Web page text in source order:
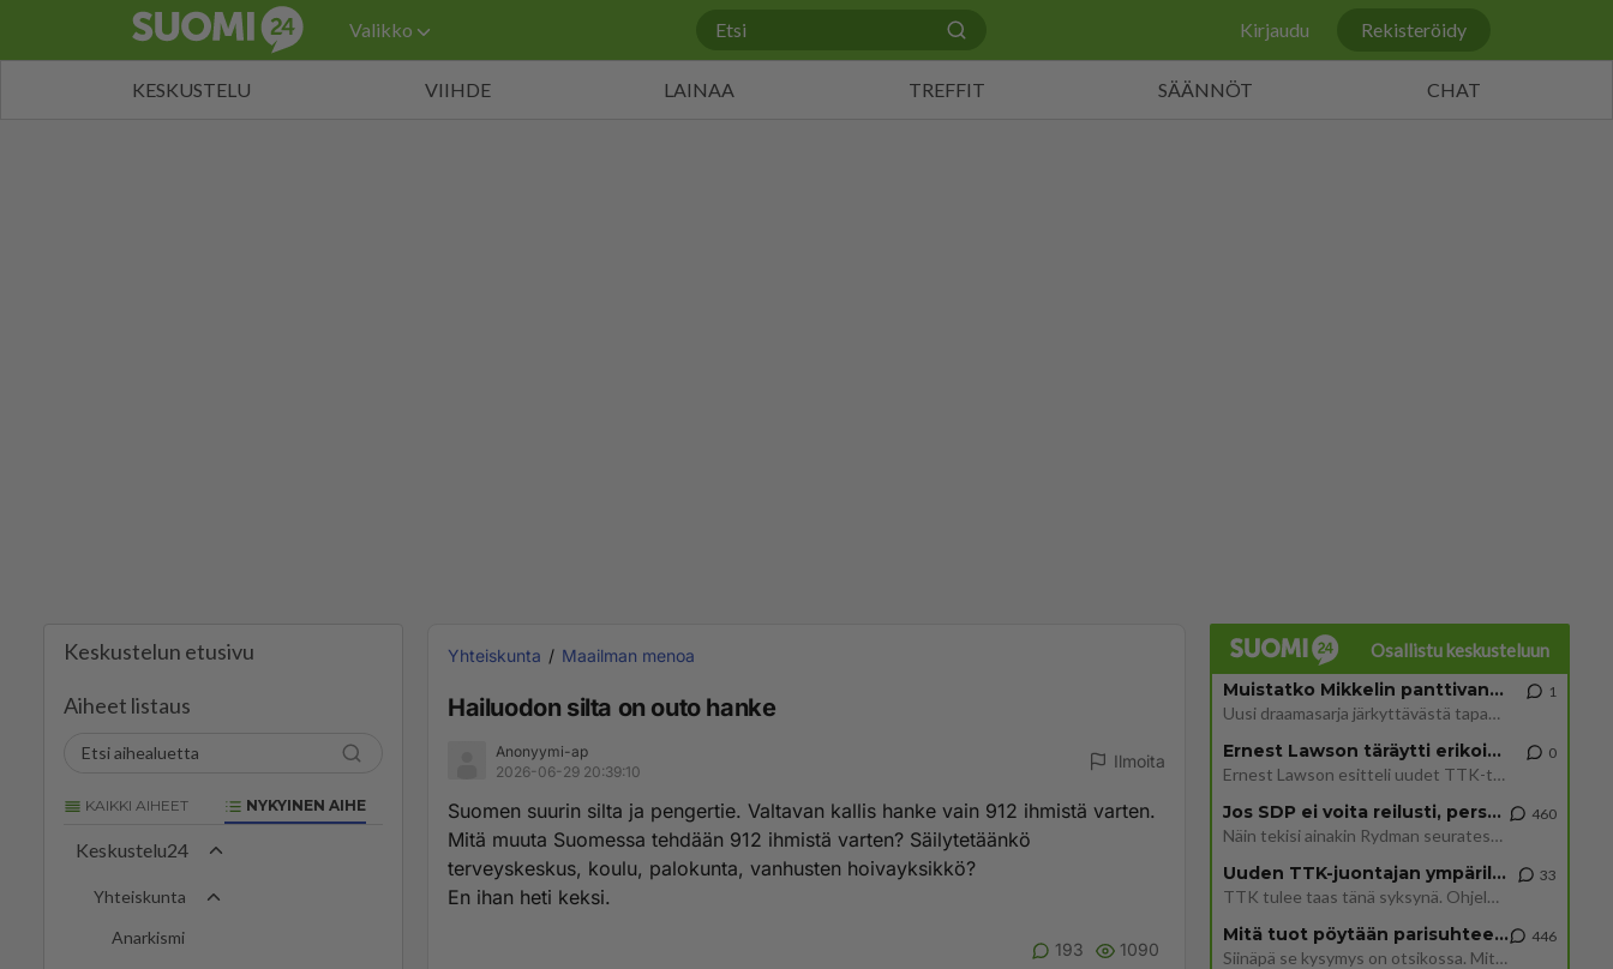
Valikko Kirjaudu Rekisteröidy
KESKUSTELU VIIHDE LAINAA TREFFIT SÄÄNNÖT CHAT
Keskustelun etusivu
Aiheet listaus
KAIKKI AIHEET NYKYINEN AIHE
Keskustelu24
Yhteiskunta
Anarkismi
Yhteiskunta Maailman menoa
Hailuodon silta on outo hanke
Anonyymi-ap
2026-06-29 20:39:10
Ilmoita
Suomen suurin silta ja pengertie. Valtavan kallis hanke vain 912 ihmistä varten.
Mitä muuta Suomessa tehdään 912 ihmistä varten? Säilytetäänkö
terveyskeskus, koulu, palokunta, vanhusten hoivayksikkö?
En ihan heti keksi.
193 1090
Osallistu keskusteluun
Muistatko Mikkelin panttivankidraaman?
Uusi draamasarja järkyttävästä tapauksesta on tulossa. Tositapahtumiin perustuva sarja ammentaa vuoden 1986 Mikkelin pan
1
Ernest Lawson täräytti erikoisen heiton TTK-lehdistötilaisuudessa: " Onko tässä tarkoituksena...?"
Ernest Lawson esitteli uudet TTK-tähtioppilaat ja opettajat torstaina 6.8. lehdistölle. Tulevalla kaudella on yksi hausk
0
Jos SDP ei voita reilusti, persut kumoavat demokratian Suomesta
Näin tekisi ainakin Rydman seuratessaan idolinsa Trumpin mallia https://www.is.fi/politiikka/art-2000012187244.html
460
Uuden TTK-juontajan ympärillä epätietoisuus sakenee - Nyt MTV hämmentää soppaa
TTK tulee taas tänä syksynä. Ohjelman uudet tähtioppilaat julkistetaan torstaina 6. elokuuta klo 14 alkavassa lehdistö
33
Mitä tuot pöytään parisuhteessa?
Siinäpä se kysymys on otsikossa. Mitäpä siis tuot/toisit pöytään parisuhteessa? Oletko mies vai nainen? Koetko sen mitä
446